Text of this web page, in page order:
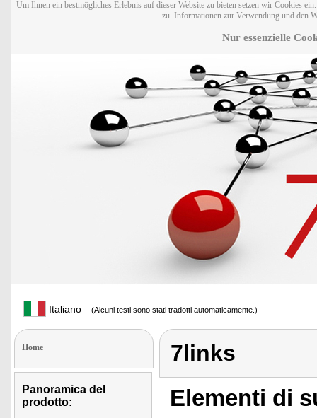
Um Ihnen ein bestmögliches Erlebnis auf dieser Website zu bieten setzen wir Cookies
zu. Informationen zur Verwendung und den
Nur essenzielle
Italiano (Alcuni testi sono stati tradotti automaticamente.)
Home
Panoramica del
prodotto:
7links
Elementi di